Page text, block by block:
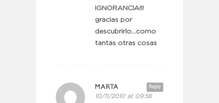
IGNORANCIA!!!
gracias por
descubrirlo…como
tantas otras cosas
Reply
MARTA
10/11/2010 at 09:56